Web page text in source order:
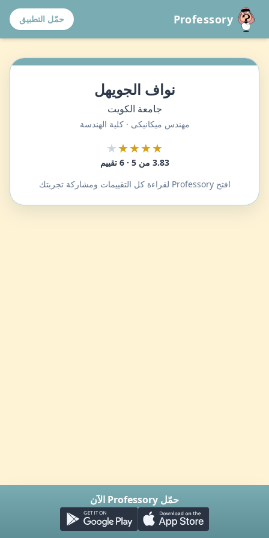
Professory حمّل التطبيق
نواف الجويهل
جامعة الكويت
مهندس ميكانيكى · كلية الهندسة
★★★★
★
3.83 من 5 · 6 تقييم
افتح Professory لقراءة كل التقييمات ومشاركة تجربتك
حمّل Professory الآن